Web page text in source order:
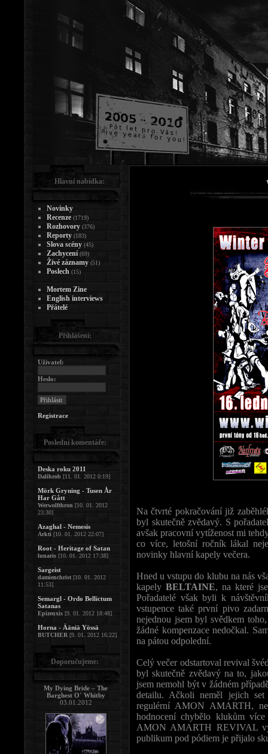
Na čtvrté pokračování již
byl skutečně zvědavý. S
avšak pracovní vytíženost mi
co více, letošní ročník lákal
novinky hlavní kapely večera.
Hned u vstupu do klubu na nás
kapelyBELTAINE, na které
Pořadatelé však byli k
vstupence také první pivo
nejednou jsem byl svědkem
žádné kompenzace nedočkal.
na pátou odpolední.
Celý večer odstartoval revival
byl skutečně zvědavý na to,
jsem nemohl být v žádném
detailu. Ačkoli neměl jejich
regulérní AMON AMARTH,
hodnocení chybělo klukům
AMON AMARTH REVIVAL
publikum pod pódiem je přijalo
Hlavní nabídka:
Novinky
Recenze (1719)
Rozhovory (376)
Reporty (183)
Slova scény (45)
Zachycení (69)
Živé záznamy (51)
Poslech (15)
Mortem Zine
English interviews
Přátelé
Přihlášení:
Uživatel:
Heslo:
Registrace
Poslední komentáře:
Deska roku 2011
Dalihrob [11. 01. 2012 0:19]
Mörk Gryning - Tusen År
Har Gått
Werwolfthron [10. 01. 2012
23:30]
Azaghal - Nemesis
Arkti [10. 01. 2012 22:07]
Root - Heritage of Satan
lunaris [10. 01. 2012 17:38]
Sargeist
damienchrist [10. 01. 2012
11:53]
Semargl - Ordo Bellictum
Satanas
Epizeuxis [9. 01. 2012 18:48]
Horna - Ääniä Yössä
BUTCHER [9. 01. 2012 16:22]
Doporučujeme:
My Dying Bride – The
Barghest O´ Whitby
03.01.2012